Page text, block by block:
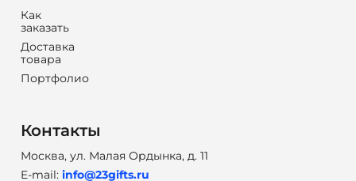
Как
заказать
Доставка
товара
Портфолио
Контакты
Москва, ул. Малая Ордынка, д. 11
E-mail: info@23gifts.ru